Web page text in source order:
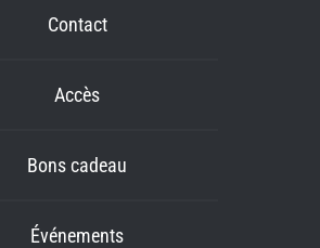
Contact
Accès
Bons cadeau
Événements